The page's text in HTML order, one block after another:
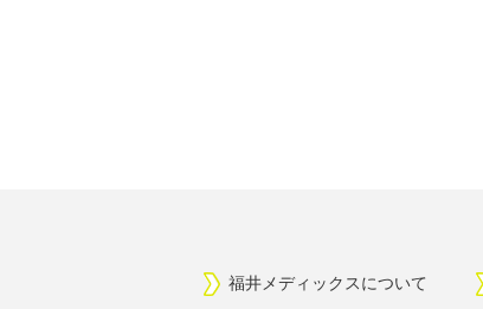
福井メディックスについて